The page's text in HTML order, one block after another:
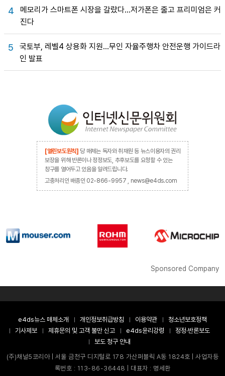
4
메모리가 스마트폰 시장을 갈랐다…저가폰은 줄고 프리미엄은 커
진다
5
국토부, 레벨4 상용화 지원…무인 자율주행차 안전운행 가이드라
인 발표
[열린보도원칙] 당 매체는 독자와 취재원 등 뉴스이용자의 권리
보장을 위해 반론이나 정정보도, 추후보도를 요청할 수 있는
창구를 열어두고 있음을 알려드립니다.
고충처리인 배종인 02-866-9957 , news@e4ds.com
Sponsored Company
e4ds뉴스 매체소개 개인정보취급방침 이용약관
청소년보호정책
기사제보
제휴문의 및 고객 불만 신고 e4ds윤리강령
정정·반론보도
보도 청구 안내
(주)채널5코리아 | 서울 금천구 디지털로 178 가산퍼블릭 A동 1824호 | 사업자등
록번호 : 113-86-36448 | 대표자 : 명세환